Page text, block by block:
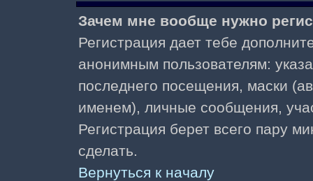
Зачем мне вообще нужно
Регистрация дает тебе
анонимным пользователям:
последнего посещения, маски
именем), личные сообщения,
Регистрация берет всего пару
сделать.
Вернуться к началу